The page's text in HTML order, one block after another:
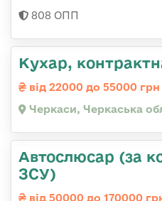
808 ОПП
Кухар,
від 22000 до 55000 грн
Черкаси, Черкаська
Автослюсар (за
ЗСУ)
від 50000 до 170000